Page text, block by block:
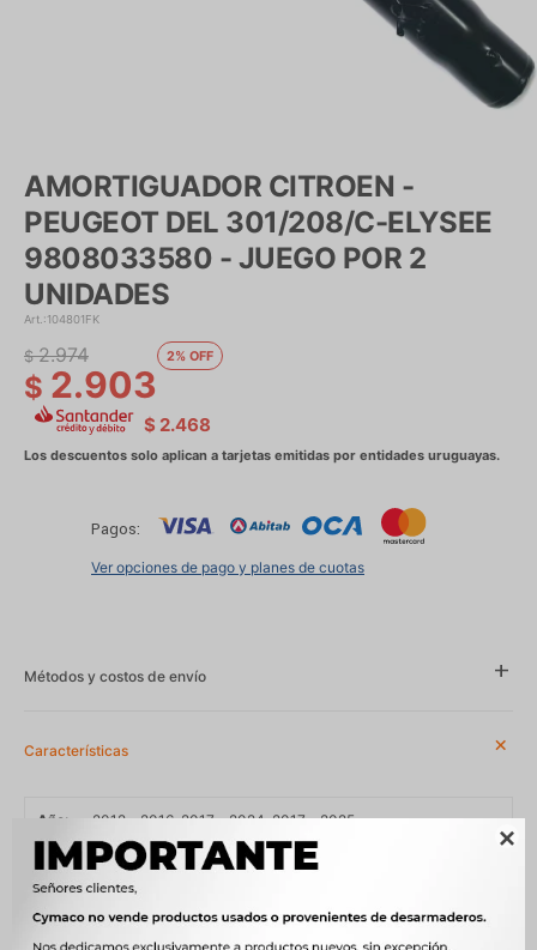

AMORTIGUADOR CITROEN -
PEUGEOT DEL 301/208/C-ELYSEE
9808033580 - JUEGO POR 2
UNIDADES
104801FK
$ 2.903
$ 2.974 2
$ 2.468
Pagos:
Ver opciones de pago y planes de cuotas
Métodos y costos de envío
Características
Año 2012 - 2016, 2017 - 2024, 2017 - 2025
Lado IZQUIERDO
Compatibilidad CITROEN, PEUGEOT